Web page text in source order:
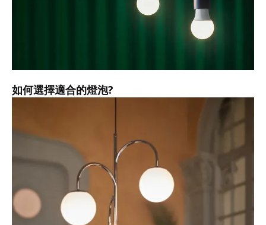
如何選擇適合的燈泡?